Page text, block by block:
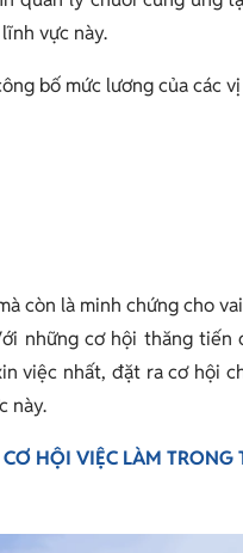
vực này.
bố mức lương của các
còn là minh chứng cho
những cơ hội thăng tiến
việc nhất, đặt ra cơ hội
này.
HỘI VIỆC LÀM TRONG